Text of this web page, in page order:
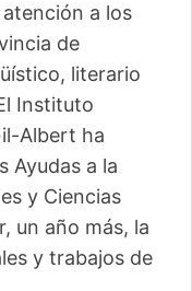
a los
de
literario
Instituto
Albert ha
Ayudas a la
y Ciencias
un año más, la
y trabajos de